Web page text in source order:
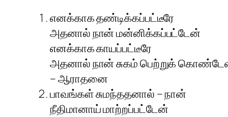
எனக்காக தண்டிக்கப்பட்டீரே
அதனால் நான் மன்னிக்கப்பட்டேன்
எனக்காக காயப்பட்டீரே
அதனால் நான் சுகம் பெற்றுக்
– ஆராதனை
பாவங்கள் சுமந்ததனால் – நான்
நீதிமானாய் மாற்றப்பட்டேன்